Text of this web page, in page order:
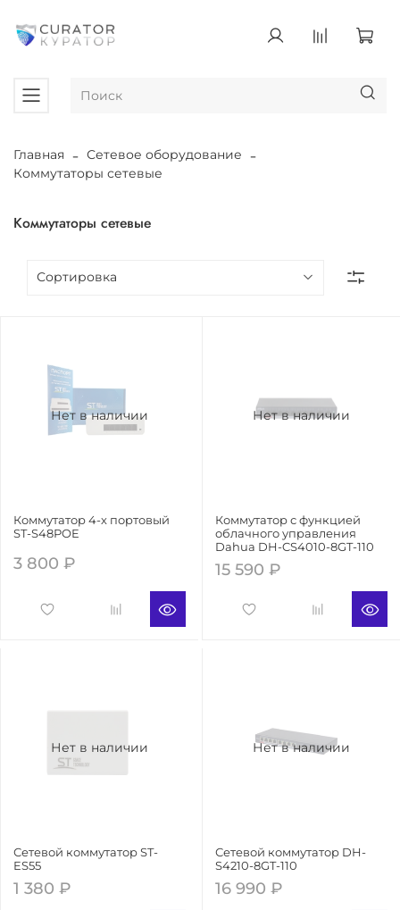
Главная
Сетевое оборудование
Коммутаторы сетевые
Коммутаторы сетевые
Нет в наличии
Коммутатор 4-х портовый
ST-S48POE
3 800 ₽
Нет в наличии
Коммутатор с функцией
облачного управления
Dahua DH-CS4010-8GT-110
15 590 ₽
Нет в наличии
Сетевой коммутатор ST-
ES55
1 380 ₽
Нет в наличии
Сетевой коммутатор DH-
S4210-8GT-110
16 990 ₽